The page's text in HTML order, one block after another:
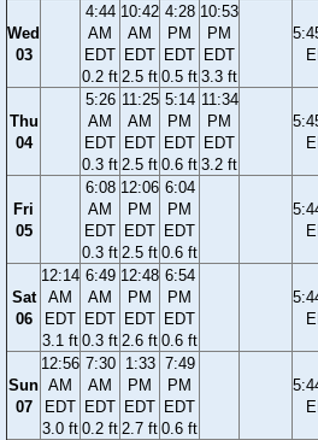
Wed
03
4:44
AM
EDT
0.2 ft
10:42
AM
EDT
2.5 ft
4:28
PM
EDT
0.5 ft
10:53
PM
EDT
3.3 ft
Thu
04
5:26
AM
EDT
0.3 ft
11:25
AM
EDT
2.5 ft
5:14
PM
EDT
0.6 ft
11:34
PM
EDT
3.2 ft
Fri
05
6:08
AM
EDT
0.3 ft
12:06
PM
EDT
2.5 ft
6:04
PM
EDT
0.6 ft
Sat
06
12:14
AM
EDT
3.1 ft
6:49
AM
EDT
0.3 ft
12:48
PM
EDT
2.6 ft
6:54
PM
EDT
0.6 ft
Sun
07
12:56
AM
EDT
3.0 ft
7:30
AM
EDT
0.2 ft
1:33
PM
EDT
2.7 ft
7:49
PM
EDT
0.6 ft